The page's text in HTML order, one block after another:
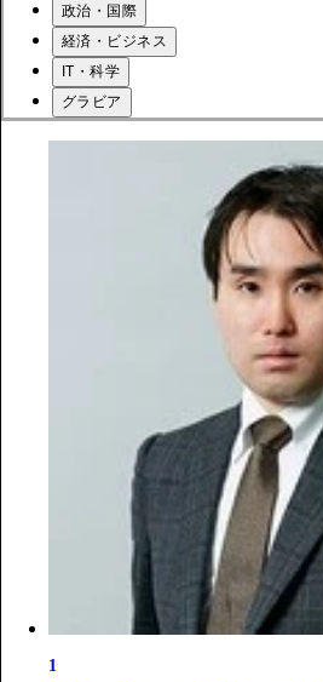
政治・国際
経済・ビジネス
IT・科学
グラビア
1